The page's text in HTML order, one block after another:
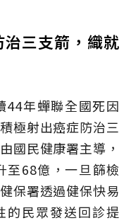
三支箭，織就
44年蟬聯全國死因
極射出癌症防治三
國民健康署主導，
至68億，一旦篩檢
保署透過健保快易
的民眾發送回診提